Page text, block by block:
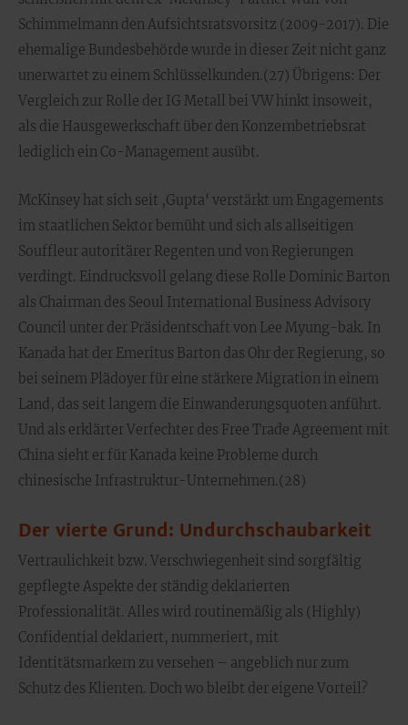
Schimmelmann den Aufsichtsratsvorsitz (2009-2017). Die
ehemalige Bundesbehörde wurde in dieser Zeit nicht ganz
unerwartet zu einem Schlüsselkunden.(27) Übrigens: Der
Vergleich zur Rolle der IG Metall bei VW hinkt insoweit,
als die Hausgewerkschaft über den Konzernbetriebsrat
lediglich ein Co-Management ausübt.
McKinsey hat sich seit ‚Gupta‘ verstärkt um Engagements
im staatlichen Sektor bemüht und sich als allseitigen
Souffleur autoritärer Regenten und von Regierungen
verdingt. Eindrucksvoll gelang diese Rolle Dominic Barton
als Chairman des Seoul International Business Advisory
Council unter der Präsidentschaft von Lee Myung-bak. In
Kanada hat der Emeritus Barton das Ohr der Regierung, so
bei seinem Plädoyer für eine stärkere Migration in einem
Land, das seit langem die Einwanderungsquoten anführt.
Und als erklärter Verfechter des Free Trade Agreement mit
China sieht er für Kanada keine Probleme durch
chinesische Infrastruktur-Unternehmen.(28)
Der vierte Grund: Undurchschaubarkeit
Vertraulichkeit bzw. Verschwiegenheit sind sorgfältig
gepflegte Aspekte der ständig deklarierten
Professionalität. Alles wird routinemäßig als (Highly)
Confidential deklariert, nummeriert, mit
Identitätsmarkern zu versehen – angeblich nur zum
Schutz des Klienten. Doch wo bleibt der eigene Vorteil?